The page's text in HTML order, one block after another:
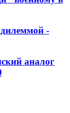
-
аналог